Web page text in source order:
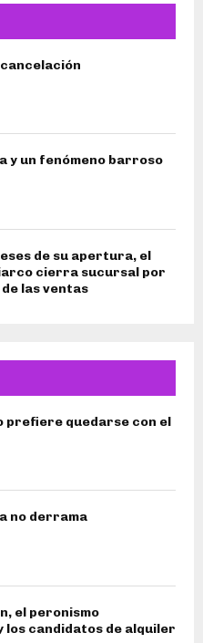
y un fenómeno barroso
de su apertura, el
cierra sucursal por
las ventas
prefiere quedarse con el
no derrama
el peronismo
los candidatos de alquiler